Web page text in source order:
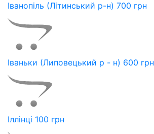
Іванопіль (Літинський р-н) 700 грн
Іваньки (Липовецький р - н) 600 грн
Іллінці 100 грн